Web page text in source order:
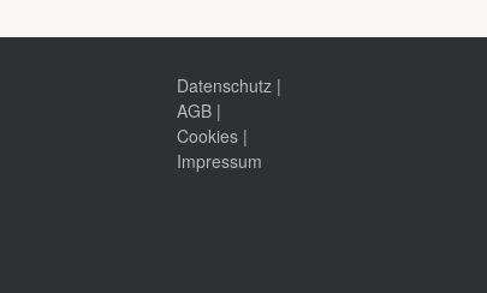
Datenschutz |
AGB |
Cookies |
Impressum